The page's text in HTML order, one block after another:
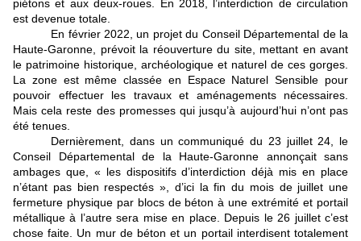
piétons et aux deux-roues. En 2018, l’interdiction de circulation
est devenue totale.
En février 2022, un projet du Conseil Départemental de la
Haute-Garonne, prévoit la réouverture du site, mettant en avant
le patrimoine historique, archéologique et naturel de ces gorges.
La zone est même classée en Espace Naturel Sensible pour
pouvoir effectuer les travaux et aménagements nécessaires.
Mais cela reste des promesses qui jusqu’à aujourd’hui n’ont pas
été tenues.
Dernièrement, dans un communiqué du 23 juillet 24, le
Conseil Départemental de la Haute-Garonne annonçait sans
ambages que, « les dispositifs d’interdiction déjà mis en place
n’étant pas bien respectés », d’ici la fin du mois de juillet une
fermeture physique par blocs de béton à une extrémité et portail
métallique à l’autre sera mise en place. Depuis le 26 juillet c’est
chose faite. Un mur de béton et un portail interdisent totalement